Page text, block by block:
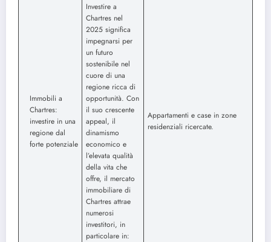
Immobili a
Chartres:
investire in una
regione dal
forte potenziale
Investire a
Chartres nel
2025 significa
impegnarsi per
un futuro
sostenibile nel
cuore di una
regione ricca di
opportunità. Con
il suo crescente
appeal, il
dinamismo
economico e
l’elevata qualità
della vita che
offre, il mercato
immobiliare di
Chartres attrae
numerosi
investitori, in
particolare in:
Appartamenti e case in zone
residenziali ricercate.